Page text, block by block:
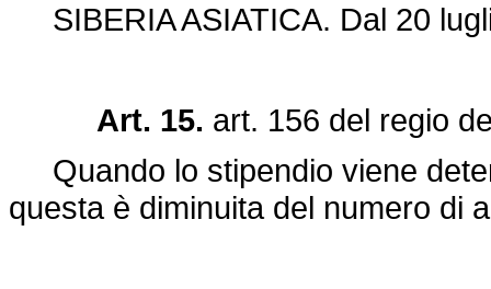
SIBERIA ASIATICA. Dal 20
Art. 15. art. 156 del regio
Quando lo stipendio viene
questa è diminuita del numero di